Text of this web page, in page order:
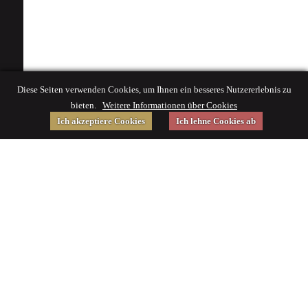
Diese Seiten verwenden Cookies, um Ihnen ein besseres Nutzererlebnis zu
bieten. Weitere Informationen über Cookies
Ich akzeptiere Cookies
Ich lehne Cookies ab